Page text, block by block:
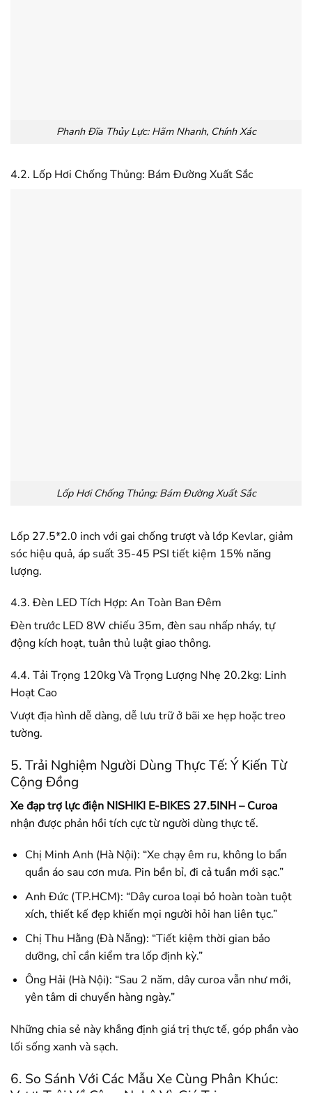
Phanh Đĩa Thủy Lực: Hãm Nhanh, Chính Xác
4.2. Lốp Hơi Chống Thủng: Bám Đường Xuất Sắc
Lốp Hơi Chống Thủng: Bám Đường Xuất Sắc
Lốp 27.5*2.0 inch với gai chống trượt và lớp Kevlar, giảm
sóc hiệu quả, áp suất 35-45 PSI tiết kiệm 15% năng
lượng.
4.3. Đèn LED Tích Hợp: An Toàn Ban Đêm
Đèn trước LED 8W chiếu 35m, đèn sau nhấp nháy, tự
động kích hoạt, tuân thủ luật giao thông.
4.4. Tải Trọng 120kg Và Trọng Lượng Nhẹ 20.2kg: Linh
Hoạt Cao
Vượt địa hình dễ dàng, dễ lưu trữ ở bãi xe hẹp hoặc treo
tường.
5. Trải Nghiệm Người Dùng Thực Tế: Ý Kiến Từ
Cộng Đồng
Xe đạp trợ lực điện NISHIKI E-BIKES 27.5INH – Curoa
nhận được phản hồi tích cực từ người dùng thực tế.
Chị Minh Anh (Hà Nội): “Xe chạy êm ru, không lo bẩn
quần áo sau cơn mưa. Pin bền bỉ, đi cả tuần mới sạc.”
Anh Đức (TP.HCM): “Dây curoa loại bỏ hoàn toàn tuột
xích, thiết kế đẹp khiến mọi người hỏi han liên tục.”
Chị Thu Hằng (Đà Nẵng): “Tiết kiệm thời gian bảo
dưỡng, chỉ cần kiểm tra lốp định kỳ.”
Ông Hải (Hà Nội): “Sau 2 năm, dây curoa vẫn như mới,
yên tâm di chuyển hàng ngày.”
Những chia sẻ này khẳng định giá trị thực tế, góp phần vào
lối sống xanh và sạch.
6. So Sánh Với Các Mẫu Xe Cùng Phân Khúc: